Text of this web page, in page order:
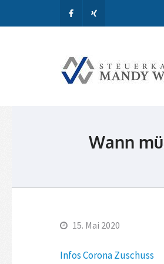
Wann
15. Mai 2020
Infos Corona Zuschuss